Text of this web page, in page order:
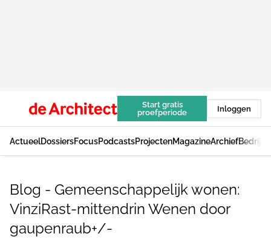
Start gratis
proefperiode
Inloggen
ActueelDossiersFocusPodcastsProjectenMagazineArchief
Blog - Gemeenschappelijk wonen:
VinziRast-mittendrin Wenen door
gaupenraub+/-